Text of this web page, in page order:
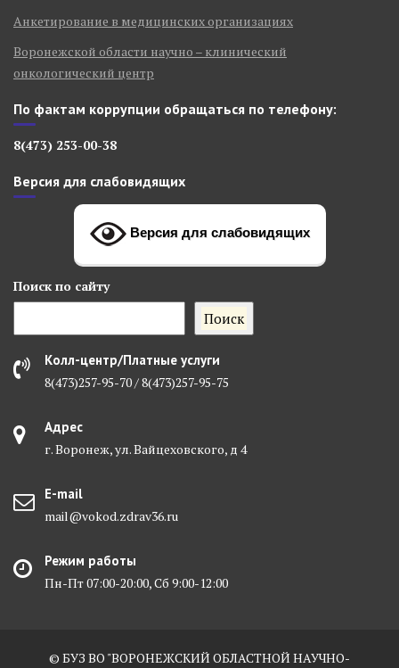
Анкетирование в медицинских организациях
Воронежской области научно – клинический
онкологический центр
По фактам коррупции обращаться по телефону:
8(473) 253-00-38
Версия для слабовидящих
Версия для слабовидящих
Поиск по сайту
Поиск
Колл-центр/Платные услуги
8(473)257-95-70 / 8(473)257-95-75
Адрес
г. Воронеж, ул. Вайцеховского, д 4
E-mail
mail@vokod.zdrav36.ru
Режим работы
Пн-Пт 07:00-20:00, Сб 9:00-12:00
© БУЗ ВО "ВОРОНЕЖСКИЙ ОБЛАСТНОЙ НАУЧНО-